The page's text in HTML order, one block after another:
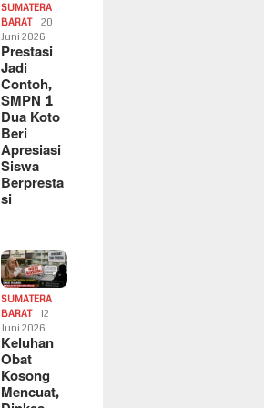
SUMATERA
BARAT
20
Juni 2026
Prestasi
Jadi
Contoh,
SMPN 1
Dua Koto
Beri
Apresiasi
Siswa
Berpresta
si
SUMATERA
BARAT
12
Juni 2026
Keluhan
Obat
Kosong
Mencuat,